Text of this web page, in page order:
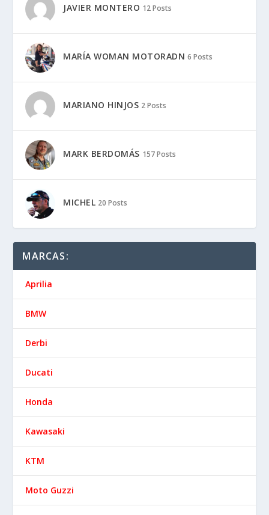
JAVIER MONTERO 12 Posts
MARÍA WOMAN MOTORADN 6 Posts
MARIANO HINJOS 2 Posts
MARK BERDOMÁS 157 Posts
MICHEL 20 Posts
MARCAS:
Aprilia
BMW
Derbi
Ducati
Honda
Kawasaki
KTM
Moto Guzzi